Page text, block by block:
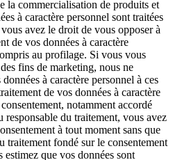
la commercialisation de produits et
à caractère personnel sont traitées
avez le droit de vous opposer à
de vos données à caractère
au profilage. Si vous vous
fins de marketing, nous ne
à caractère personnel à ces
de vos données à caractère
notamment accordé
du traitement, vous avez
à tout moment sans que
traitement fondé sur le consentement
que vos données sont